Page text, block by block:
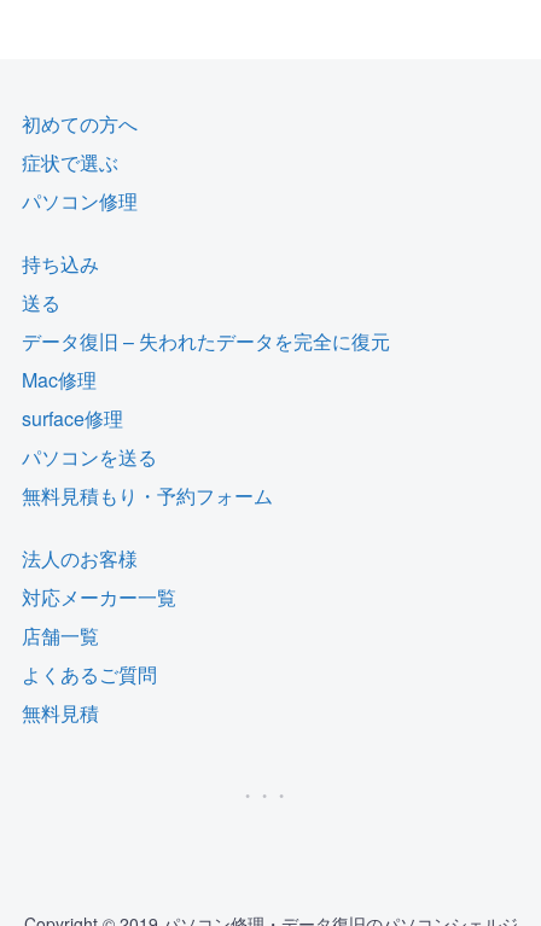
初めての方へ
症状で選ぶ
パソコン修理
持ち込み
送る
データ復旧 – 失われたデータを完全に復元
Mac修理
surface修理
パソコンを送る
無料見積もり・予約フォーム
法人のお客様
対応メーカー一覧
店舗一覧
よくあるご質問
無料見積